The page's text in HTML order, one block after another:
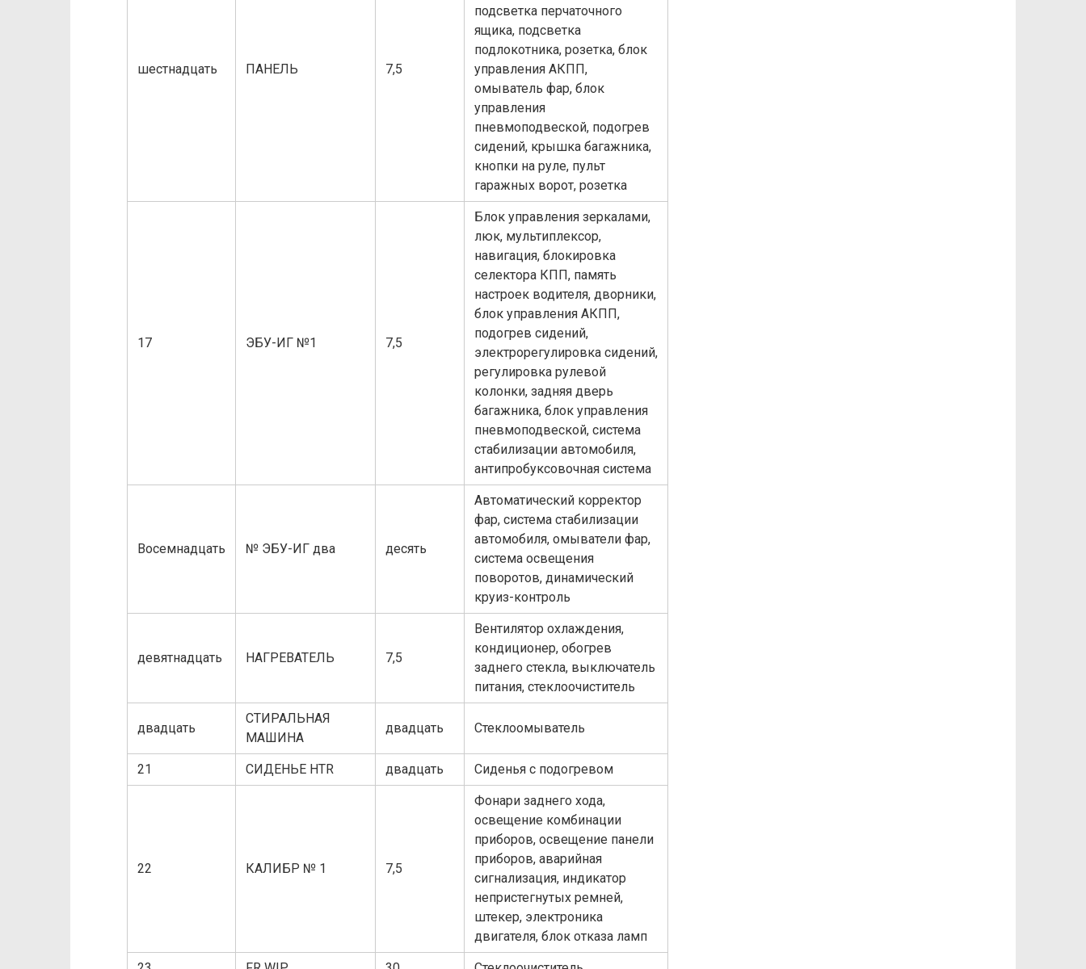
шестнадцать ПАНЕЛЬ 7,5
подсветка перчаточного
ящика, подсветка
подлокотника, розетка, блок
управления АКПП,
омыватель фар, блок
управления
пневмоподвеской, подогрев
сидений, крышка багажника,
кнопки на руле, пульт
гаражных ворот, розетка
17 ЭБУ-ИГ №1 7,5
Блок управления зеркалами,
люк, мультиплексор,
навигация, блокировка
селектора КПП, память
настроек водителя, дворники,
блок управления АКПП,
подогрев сидений,
электрорегулировка сидений,
регулировка рулевой
колонки, задняя дверь
багажника, блок управления
пневмоподвеской, система
стабилизации автомобиля,
антипробуксовочная система
Восемнадцать № ЭБУ-ИГ два десять
Автоматический корректор
фар, система стабилизации
автомобиля, омыватели фар,
система освещения
поворотов, динамический
круиз-контроль
девятнадцать НАГРЕВАТЕЛЬ 7,5
Вентилятор охлаждения,
кондиционер, обогрев
заднего стекла, выключатель
питания, стеклоочиститель
двадцать
СТИРАЛЬНАЯ
МАШИНА
двадцать Стеклоомыватель
21 СИДЕНЬЕ HTR двадцать Сиденья с подогревом
22 КАЛИБР № 1 7,5
Фонари заднего хода,
освещение комбинации
приборов, освещение панели
приборов, аварийная
сигнализация, индикатор
непристегнутых ремней,
штекер, электроника
двигателя, блок отказа ламп